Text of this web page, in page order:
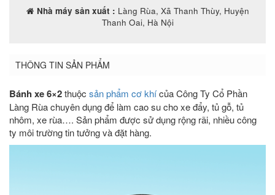
Nhà máy sản xuất : Làng Rùa, Xã Thanh Thùy, Huyện
Thanh Oai, Hà Nội
THÔNG TIN SẢN PHẨM
Bánh xe 6×2thuộc sản phẩm cơ khícủa Công Ty Cổ Phần
Làng Rùa chuyên dụng để làm cao su cho xe đẩy, tủ gỗ, tủ
nhôm, xe rùa…. Sản phẩm được sử dụng rộng rãi, nhiều công
ty môi trường tin tưởng và đặt hàng.